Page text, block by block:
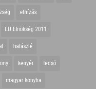
elhízás
EU Elnökség 2011
halászlé
kenyér lecsó
magyar konyha